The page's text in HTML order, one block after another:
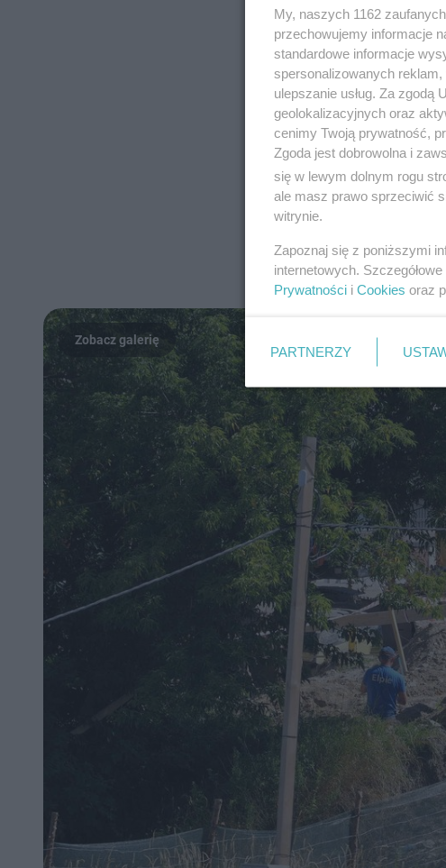
My, naszych 1162
przechowujemy informacje
standardowe informacje
spersonalizowanych
ulepszanie usług. Za zgodą
geolokalizacyjnych oraz
cenimy Twoją prywatność,
Zgoda jest dobrowolna i
się w lewym dolnym rogu
ale masz prawo sprzeciwić
witrynie.
Zapoznaj się z poniższymi
internetowych.
Prywatności i Cookies oraz
PARTNERZY